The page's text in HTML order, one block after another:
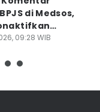
di Medsos,
09:28 WIB